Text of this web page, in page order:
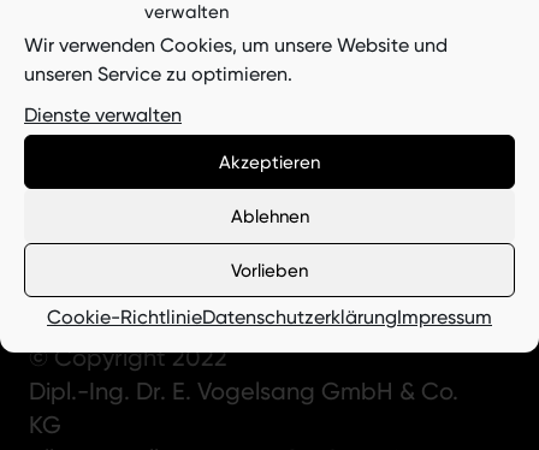
verwalten
Wir verwenden Cookies, um unsere Website und
unseren Service zu optimieren.
Dienste verwalten
Akzeptieren
Ablehnen
Vorlieben
Cookie-RichtlinieDatenschutzerklärungImpressum
Holztrommelfreimeldungen
Impressum
Hinweisgeberschutzgesetz
Datenschutzerklärung
Cookie-Richtlinie (EU)
© Copyright 2022
Dipl.-Ing. Dr. E. Vogelsang GmbH & Co.
KG